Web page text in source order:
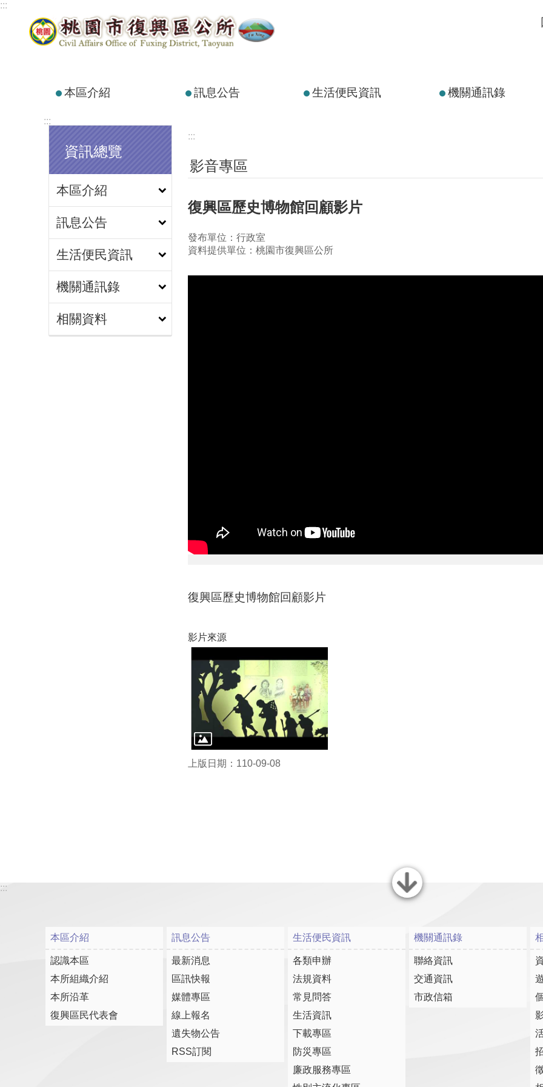
跳到主要內容區塊
:::
本區介紹 訊息公告 生活便民資訊 機關通訊錄
:::
資訊總覽
本區介紹
訊息公告
生活便民資訊
機關通訊錄
相關資料
:::
影音專區
復興區歷史博物館回顧影片
發布單位：行政室
資料提供單位：桃園市復興區公所
復興區歷史博物館回顧影片
影片來源
上版日期：110-09-08
關閉
:::
本區介紹
認識本區
本所組織介紹
本所沿革
復興區民代表會
訊息公告
最新消息
區訊快報
媒體專區
線上報名
遺失物公告
RSS訂閱
生活便民資訊
各類申辦
法規資料
常見問答
生活資訊
下載專區
防災專區
廉政服務專區
機關通訊錄
聯絡資訊
交通資訊
市政信箱